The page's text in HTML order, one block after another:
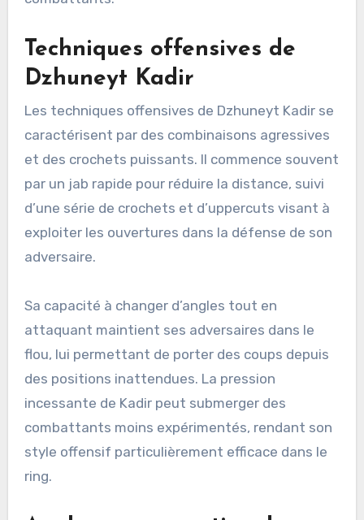
Techniques offensives de
Dzhuneyt Kadir
Les techniques offensives de Dzhuneyt Kadir se
caractérisent par des combinaisons agressives
et des crochets puissants. Il commence souvent
par un jab rapide pour réduire la distance, suivi
d’une série de crochets et d’uppercuts visant à
exploiter les ouvertures dans la défense de son
adversaire.
Sa capacité à changer d’angles tout en
attaquant maintient ses adversaires dans le
flou, lui permettant de porter des coups depuis
des positions inattendues. La pression
incessante de Kadir peut submerger des
combattants moins expérimentés, rendant son
style offensif particulièrement efficace dans le
ring.